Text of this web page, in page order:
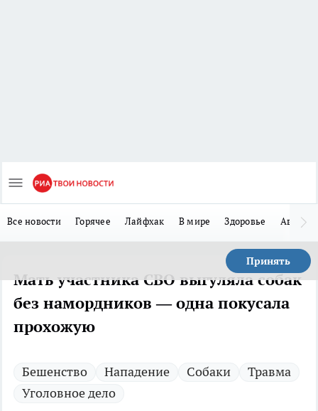
Все новости Горячее Лайфхак В мире Здоровье Авто
Принять
Мать участника СВО выгуляла собак
без намордников — одна покусала
прохожую
Бешенство Нападение Собаки
Травма
Уголовное дело